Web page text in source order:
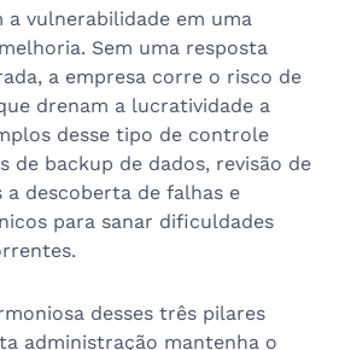
a vulnerabilidade em uma
Sem uma resposta
a empresa corre o risco de
drenam a lucratividade a
desse tipo de controle
de backup de dados, revisão de
a descoberta de falhas e
para sanar dificuldades
desses três pilares
administração mantenha o